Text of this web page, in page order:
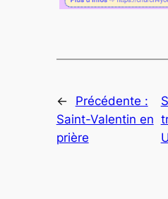
←
Précédente :
Saint-Valentin en
prière